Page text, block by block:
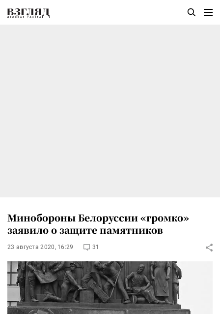
Минобороны Белоруссии «громко»
заявило о защите памятников
23 августа 2020, 16:29 31